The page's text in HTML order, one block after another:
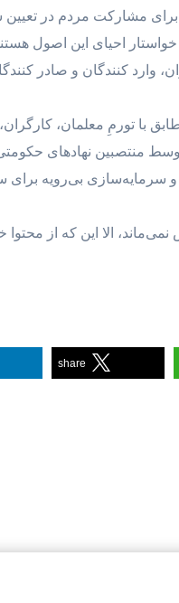
اساسی که سازوکاری برای
احیای این اصول
وارد کنندگان و
با تورمِ معلمان،
منتصبین نهادهای
و سرمایه‌سازی بی‌رویه
نمی‌ماند، الا این که از
share